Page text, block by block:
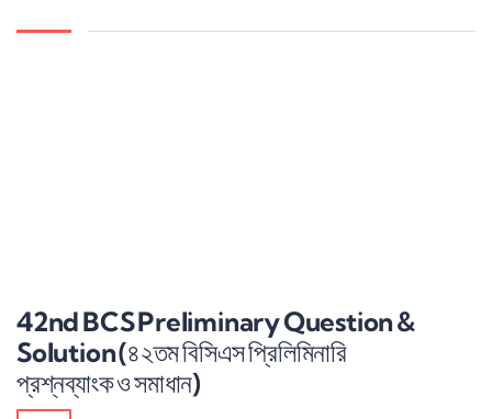
42nd BCS Preliminary Question &
Solution (৪২তম বিসিএস প্রিলিমিনারি
প্রশ্নব্যাংক ও সমাধান)